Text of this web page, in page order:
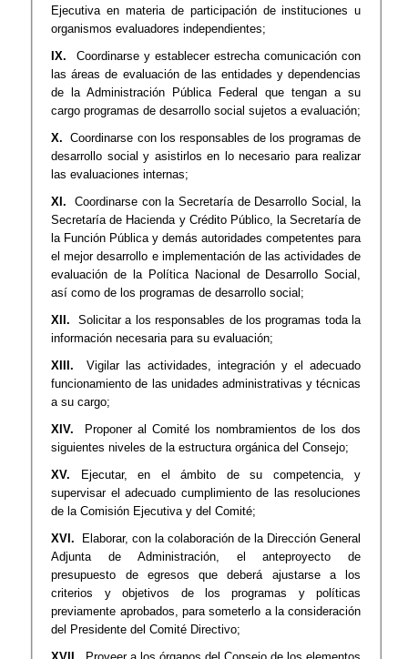
Ejecutiva en materia de participación de instituciones u
organismos evaluadores independientes;
IX. Coordinarse y establecer estrecha comunicación con
las áreas de evaluación de las entidades y dependencias
de la Administración Pública Federal que tengan a su
cargo programas de desarrollo social sujetos a evaluación;
X. Coordinarse con los responsables de los programas de
desarrollo social y asistirlos en lo necesario para realizar
las evaluaciones internas;
XI. Coordinarse con la Secretaría de Desarrollo Social, la
Secretaría de Hacienda y Crédito Público, la Secretaría de
la Función Pública y demás autoridades competentes para
el mejor desarrollo e implementación de las actividades de
evaluación de la Política Nacional de Desarrollo Social,
así como de los programas de desarrollo social;
XII. Solicitar a los responsables de los programas toda la
información necesaria para su evaluación;
XIII. Vigilar las actividades, integración y el adecuado
funcionamiento de las unidades administrativas y técnicas
a su cargo;
XIV. Proponer al Comité los nombramientos de los dos
siguientes niveles de la estructura orgánica del Consejo;
XV. Ejecutar, en el ámbito de su competencia, y
supervisar el adecuado cumplimiento de las resoluciones
de la Comisión Ejecutiva y del Comité;
XVI. Elaborar, con la colaboración de la Dirección General
Adjunta de Administración, el anteproyecto de
presupuesto de egresos que deberá ajustarse a los
criterios y objetivos de los programas y políticas
previamente aprobados, para someterlo a la consideración
del Presidente del Comité Directivo;